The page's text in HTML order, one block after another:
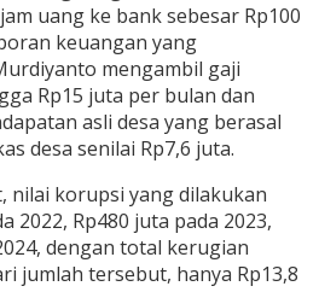
uang ke bank sebesar Rp100
keuangan yang
mengambil gaji
Rp15 juta per bulan dan
asli desa yang berasal
desa senilai Rp7,6 juta.
nilai korupsi yang dilakukan
2022, Rp480 juta pada 2023,
dengan total kerugian
jumlah tersebut, hanya Rp13,8